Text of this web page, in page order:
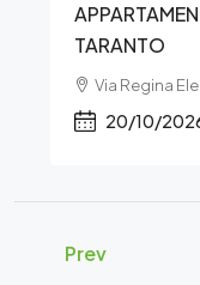
TARANTO
Via Regina
20/10/
Prev